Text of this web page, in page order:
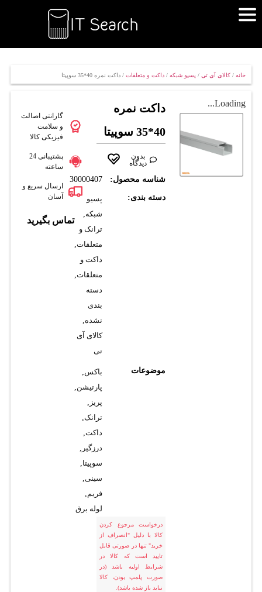
خانه/ کالای آی تی/ پسیو شبکه/ داکت و متعلقات/ داکت نمره 40*35 سوپيتا
Loading...
داکت نمره
40*35 سوپيتا
بدون
دیدگاه
شناسه محصول: 30000407
دسته بندی:
پسیو
شبکه,
ترانک و
متعلقات,
داکت و
متعلقات,
دسته
بندی
نشده,
کالای آی
تی
موضوعات باکس,
پارتیشن,
پریز ,
ترانک,
داکت,
درزگیر ,
سوپیتا,
سینی,
فریم,
لوله برق
درخواست مرجوع کردن
کالا با دلیل "انصراف از
خرید" تنها در صورتی قابل
تایید است که کالا در
شرایط اولیه باشد (در
صورت پلمپ بودن، کالا
نباید باز شده باشد).
گارانتی اصالت
و سلامت
فیزیکی کالا
پشتیبانی 24
ساعته
ارسال سریع و
آسان
تماس بگیرید